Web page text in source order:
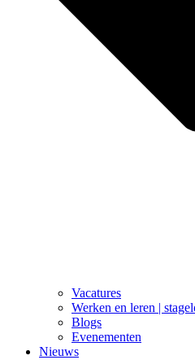
Vacatures
Werken en leren |
Blogs
Evenementen
Nieuws